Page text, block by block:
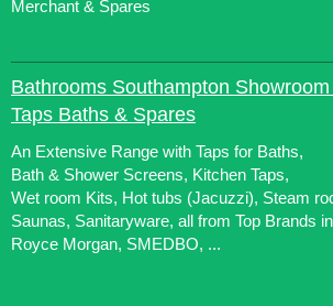
Merchant & Spares
Bathrooms Southampton
Taps Baths & Spares
An Extensive Range with Taps for Baths,
Bath & Shower Screens, Kitchen Taps,
Wet room Kits, Hot tubs (Jacuzzi), Steam
Saunas, Sanitaryware, all from Top Brands
Royce Morgan, SMEDBO, ...